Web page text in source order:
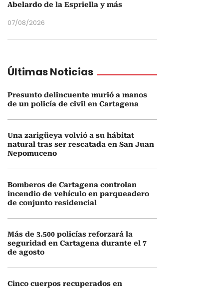
Abelardo de la Espriella y más
07/08/2026
Últimas Noticias
Presunto delincuente murió a manos
de un policía de civil en Cartagena
Una zarigüeya volvió a su hábitat
natural tras ser rescatada en San Juan
Nepomuceno
Bomberos de Cartagena controlan
incendio de vehículo en parqueadero
de conjunto residencial
Más de 3.500 policías reforzará la
seguridad en Cartagena durante el 7
de agosto
Cinco cuerpos recuperados en